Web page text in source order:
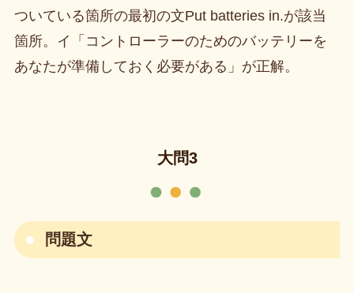
ついている箇所の最初の文Put batteries in.が該当
箇所。イ「コントローラーのためのバッテリーを
あなたが準備しておく必要がある」が正解。
大問3
問題文